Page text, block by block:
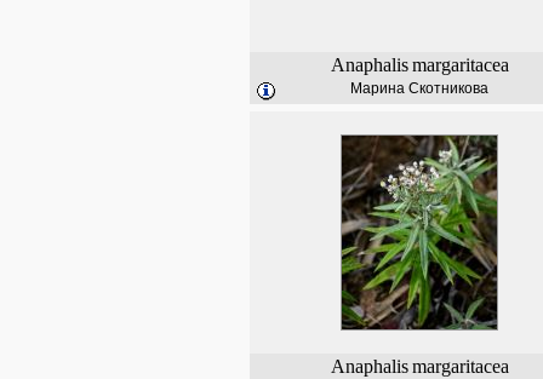
Anaphalis margaritacea
Марина Скотникова
Anaphalis margaritacea